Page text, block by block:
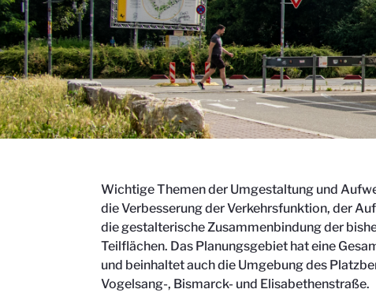
Wichtige Themen der Umgestaltung und
die Verbesserung der Verkehrsfunktion, der
die gestalterische Zusammenbindung der
Teilflächen. Das Planungsgebiet hat eine
und beinhaltet auch die Umgebung des
Vogelsang-, Bismarck- und Elisabethenstraße.